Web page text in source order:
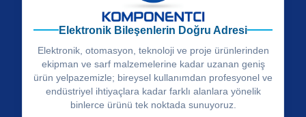
Elektronik Bileşenlerin Doğru Adresi
Elektronik, otomasyon, teknoloji ve proje ürünlerinden
ekipman ve sarf malzemelerine kadar uzanan geniş
ürün yelpazemizle; bireysel kullanımdan profesyonel ve
endüstriyel ihtiyaçlara kadar farklı alanlara yönelik
binlerce ürünü tek noktada sunuyoruz.